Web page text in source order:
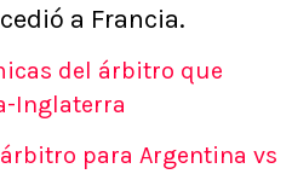
a Francia.
del árbitro que
Inglaterra
para Argentina vs